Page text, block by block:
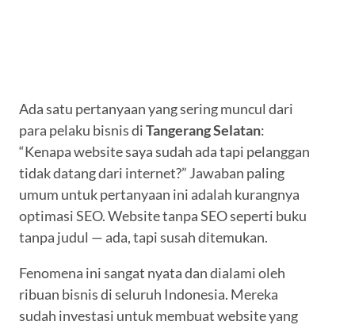
Ada satu pertanyaan yang sering muncul dari
para pelaku bisnis diTangerang Selatan:
“Kenapa website saya sudah ada tapi pelanggan
tidak datang dari internet?” Jawaban paling
umum untuk pertanyaan ini adalah kurangnya
optimasi SEO. Website tanpa SEO seperti buku
tanpa judul — ada, tapi susah ditemukan.
Fenomena ini sangat nyata dan dialami oleh
ribuan bisnis di seluruh Indonesia. Mereka
sudah investasi untuk membuat website yang